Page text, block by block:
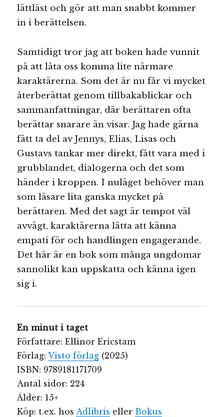
lättläst och gör att man snabbt kommer
in i berättelsen.
Samtidigt tror jag att boken hade vunnit
på att låta oss komma lite närmare
karaktärerna. Som det är nu får vi mycket
återberättat genom tillbakablickar och
sammanfattningar, där berättaren ofta
berättar snarare än visar. Jag hade gärna
fått ta del av Jennys, Elias, Lisas och
Gustavs tankar mer direkt, fått vara med i
grubblandet, dialogerna och det som
händer i kroppen. I nuläget behöver man
som läsare lita ganska mycket på
berättaren. Med det sagt är tempot väl
avvägt, karaktärerna lätta att känna
empati för och handlingen engagerande.
Det här är en bok som många ungdomar
sannolikt kan uppskatta och känna igen
sig i.
En minut i taget
Författare: Ellinor Ericstam
Förlag:Visto förlag (2025)
ISBN: 9789181171709
Antal sidor: 224
Ålder: 15+
Köp: t.ex. hos Adlibris eller Bokus